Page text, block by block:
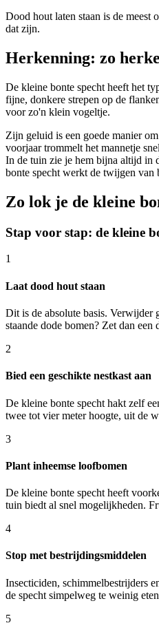
Dood hout laten staan is de meest
dat zijn.
Herkenning: zo
De kleine bonte specht heeft het
fijne, donkere strepen op de
voor zo'n klein vogeltje.
Zijn geluid is een goede manier
voorjaar trommelt het mannetje
In de tuin zie je hem bijna altijd in
bonte specht werkt de twijgen van
Zo lok je de kleine
Stap voor stap: de kleine
1
Laat dood hout staan
Dit is de absolute basis. Verwijder
staande dode bomen? Zet dan
2
Bied een geschikte nestkast aan
De kleine bonte specht hakt zelf
twee tot vier meter hoogte, uit de
3
Plant inheemse loofbomen
De kleine bonte specht heeft
tuin biedt al snel mogelijkheden.
4
Stop met bestrijdingsmiddelen
Insecticiden, schimmelbestrijders
de specht simpelweg te weinig
5